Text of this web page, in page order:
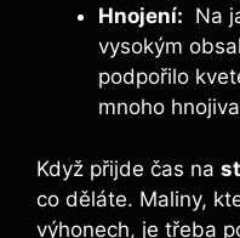
Hnojení:
Na
vysokým
podpořilo
mnoho⁢
Když přijde čas na
co děláte. Maliny,
výhonech, je třeba